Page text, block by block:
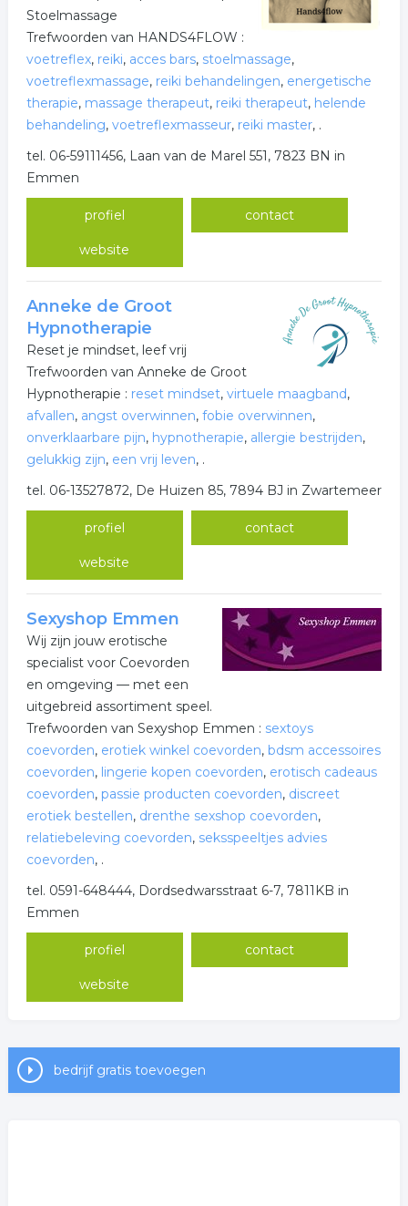
Stoelmassage
Trefwoorden van HANDS4FLOW :
voetreflex, reiki, acces bars, stoelmassage,
voetreflexmassage, reiki behandelingen, energetische
therapie, massage therapeut, reiki therapeut, helende
behandeling, voetreflexmasseur, reiki master, .
tel. 06-59111456, Laan van de Marel 551, 7823 BN in
Emmen
profiel contact
website
Anneke de Groot
Hypnotherapie
Reset je mindset, leef vrij
Trefwoorden van Anneke de Groot
Hypnotherapie : reset mindset, virtuele maagband,
afvallen, angst overwinnen, fobie overwinnen,
onverklaarbare pijn, hypnotherapie, allergie bestrijden,
gelukkig zijn, een vrij leven, .
tel. 06-13527872, De Huizen 85, 7894 BJ in Zwartemeer
profiel contact
website
Sexyshop Emmen
Wij zijn jouw erotische
specialist voor Coevorden
en omgeving — met een
uitgebreid assortiment speel.
Trefwoorden van Sexyshop Emmen : sextoys
coevorden, erotiek winkel coevorden, bdsm accessoires
coevorden, lingerie kopen coevorden, erotisch cadeaus
coevorden, passie producten coevorden, discreet
erotiek bestellen, drenthe sexshop coevorden,
relatiebeleving coevorden, seksspeeltjes advies
coevorden, .
tel. 0591-648444, Dordsedwarsstraat 6-7, 7811KB in
Emmen
profiel contact
website
bedrijf gratis toevoegen